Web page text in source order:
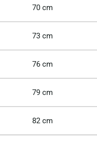
70 cm
73 cm
76 cm
79 cm
82 cm